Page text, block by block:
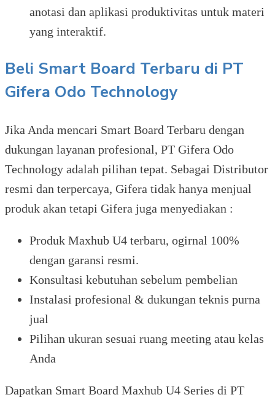
anotasi dan aplikasi produktivitas untuk materi
yang interaktif.
Beli Smart Board Terbaru di PT
Gifera Odo Technology
Jika Anda mencari Smart Board Terbaru dengan
dukungan layanan profesional, PT Gifera Odo
Technology adalah pilihan tepat. Sebagai Distributor
resmi dan terpercaya, Gifera tidak hanya menjual
produk akan tetapi Gifera juga menyediakan :
Produk Maxhub U4 terbaru, ogirnal 100%
dengan garansi resmi.
Konsultasi kebutuhan sebelum pembelian
Instalasi profesional & dukungan teknis purna
jual
Pilihan ukuran sesuai ruang meeting atau kelas
Anda
Dapatkan Smart Board Maxhub U4 Series di PT